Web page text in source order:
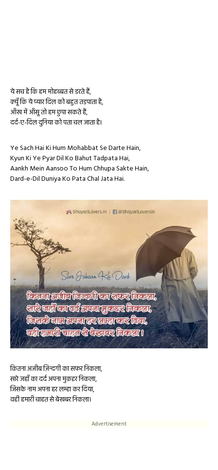
ये सच है कि हम मोहब्बत से डरते हैं,
क्यूँ कि ये प्यार दिल को बहुत तड़पाता है,
आँख में आँसू तो हम छुपा सकते हैं,
दर्द-ए-दिल दुनिया को पता चल जाता है।
Ye Sach Hai Ki Hum Mohabbat Se Darte Hain,
Kyun Ki Ye Pyar Dil Ko Bahut Tadpata Hai,
Aankh Mein Aansoo To Hum Chhupa Sakte Hain,
Dard-e-Dil Duniya Ko Pata Chal Jata Hai.
कितना अजीब ज़िन्दगी का सफर निकला,
सारे जहाँ का दर्द अपना मुक़द्दर निकला,
जिसके नाम अपना हर लम्हा कर दिया,
वही हमारी चाहत से बेखबर निकला।
Advertisement